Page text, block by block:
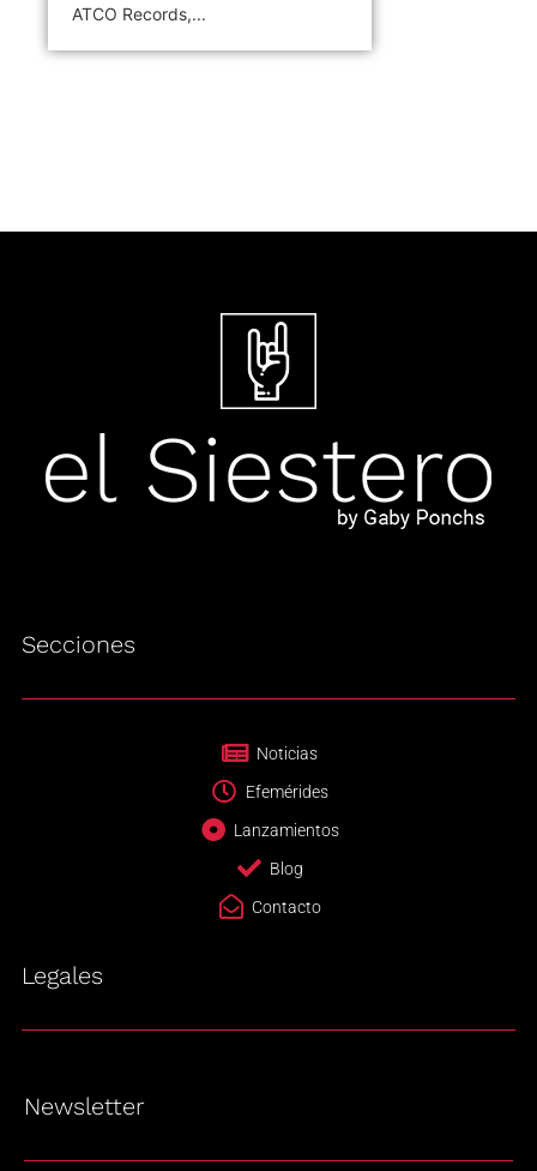
ATCO Records,...
Secciones
Noticias
Efemérides
Lanzamientos
Blog
Contacto
Legales
Newsletter